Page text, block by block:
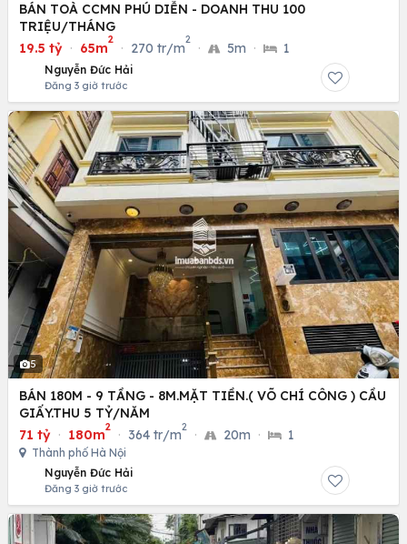
BÁN TOÀ CCMN PHÚ DIỄN - DOANH THU 100
TRIỆU/THÁNG
19.5 tỷ · 65m
2
· 270 tr/m
2
· 5m · 1
Nguyễn Đức Hải
Đăng 3 giờ trước
5
BÁN 180M - 9 TẦNG - 8M.MẶT TIỀN.( VÕ CHÍ CÔNG ) CẦU
GIẤY.THU 5 TỶ/NĂM
71 tỷ · 180m
2
· 364 tr/m
2
· 20m · 1
Thành phố Hà Nội
Nguyễn Đức Hải
Đăng 3 giờ trước